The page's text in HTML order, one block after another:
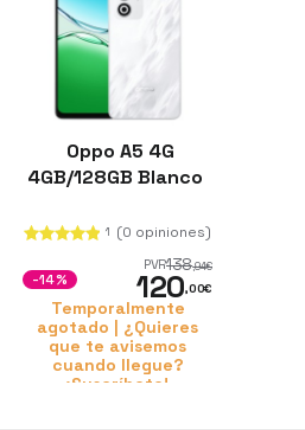
Oppo A5 4G
4GB/128GB Blanco
1 (0 opiniones)
PVR138,94€
120,00€
-14%
Temporalmente
agotado | ¿Quieres
que te avisemos
cuando llegue?
¡Suscríbete!